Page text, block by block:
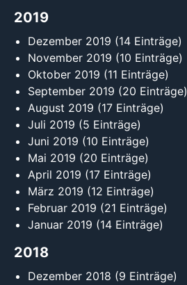
2019
Dezember 2019 (14 Einträge)
November 2019 (10 Einträge)
Oktober 2019 (11 Einträge)
September 2019 (20 Einträge)
August 2019 (17 Einträge)
Juli 2019 (5 Einträge)
Juni 2019 (10 Einträge)
Mai 2019 (20 Einträge)
April 2019 (17 Einträge)
März 2019 (12 Einträge)
Februar 2019 (21 Einträge)
Januar 2019 (14 Einträge)
2018
Dezember 2018 (9 Einträge)